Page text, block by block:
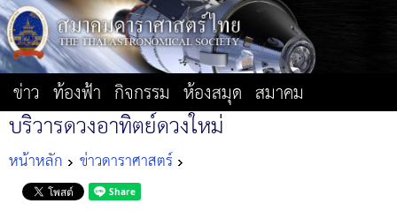
ข่าว ท้องฟ้า กิจกรรม ห้องสมุด สมาคม
บริวารดวงอาทิตย์ดวงใหม่
หน้าหลัก ข่าวดาราศาสตร์